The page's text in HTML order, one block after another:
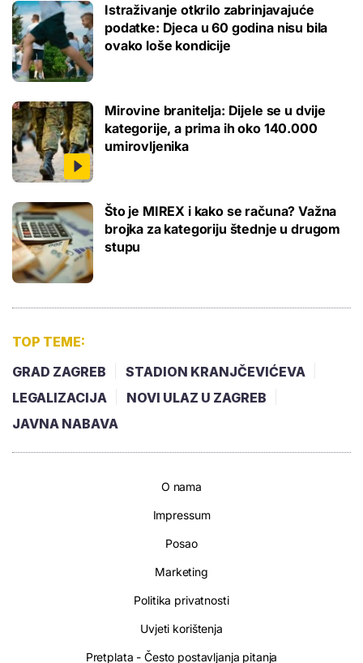
Istraživanje otkrilo zabrinjavajuće
podatke: Djeca u 60 godina nisu bila
ovako loše kondicije
Mirovine branitelja: Dijele se u dvije
kategorije, a prima ih oko 140.000
umirovljenika
Što je MIREX i kako se računa? Važna
brojka za kategoriju štednje u drugom
stupu
TOP TEME:
GRAD ZAGREB
STADION KRANJČEVIĆEVA
LEGALIZACIJA
NOVI ULAZ U ZAGREB
JAVNA NABAVA
O nama
Impressum
Posao
Marketing
Politika privatnosti
Uvjeti korištenja
Pretplata - Često postavljanja pitanja